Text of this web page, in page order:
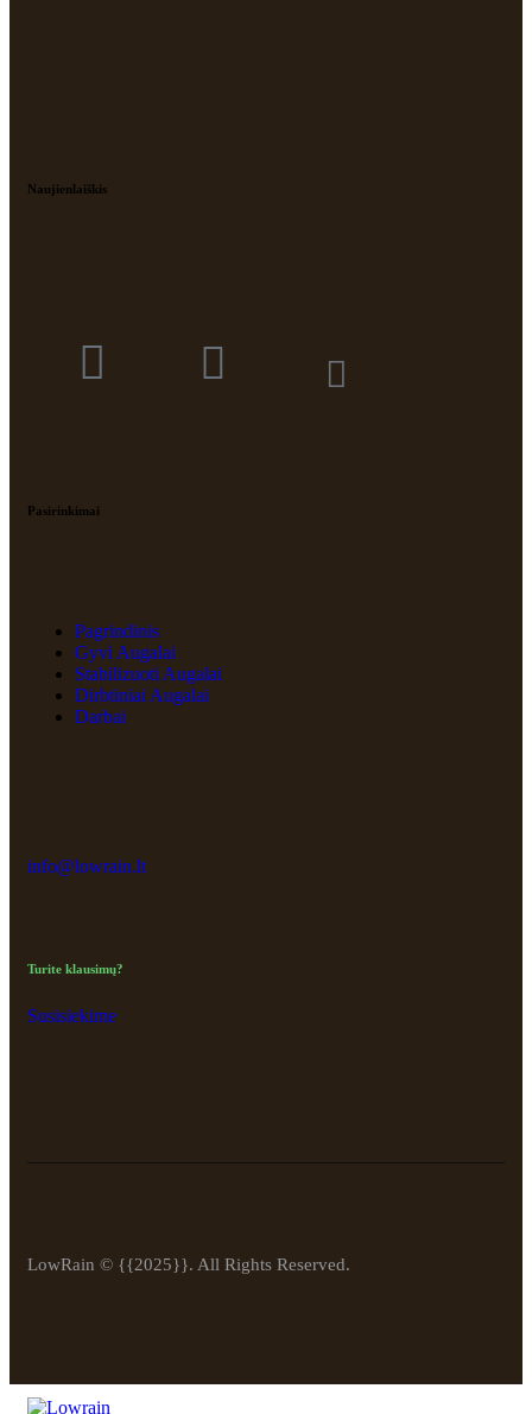
Naujienlaiškis
Pasirinkimai
Pagrindinis
Gyvi Augalai
Stabilizuoti Augalai
Dirbtiniai Augalai
Darbai
info@lowrain.lt
Turite klausimų?
Susisiekime
LowRain © {{2025}}. All Rights Reserved.